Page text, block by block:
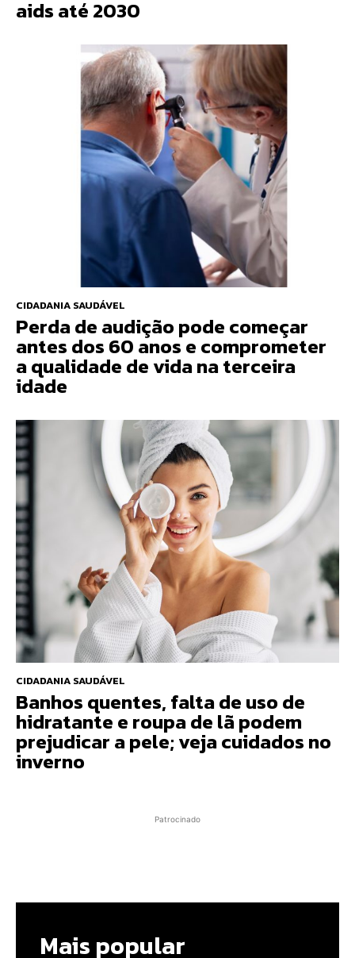
aids até 2030
CIDADANIA SAUDÁVEL
Perda de audição pode começar
antes dos 60 anos e comprometer
a qualidade de vida na terceira
idade
CIDADANIA SAUDÁVEL
Banhos quentes, falta de uso de
hidratante e roupa de lã podem
prejudicar a pele; veja cuidados no
inverno
Patrocinado
Mais popular